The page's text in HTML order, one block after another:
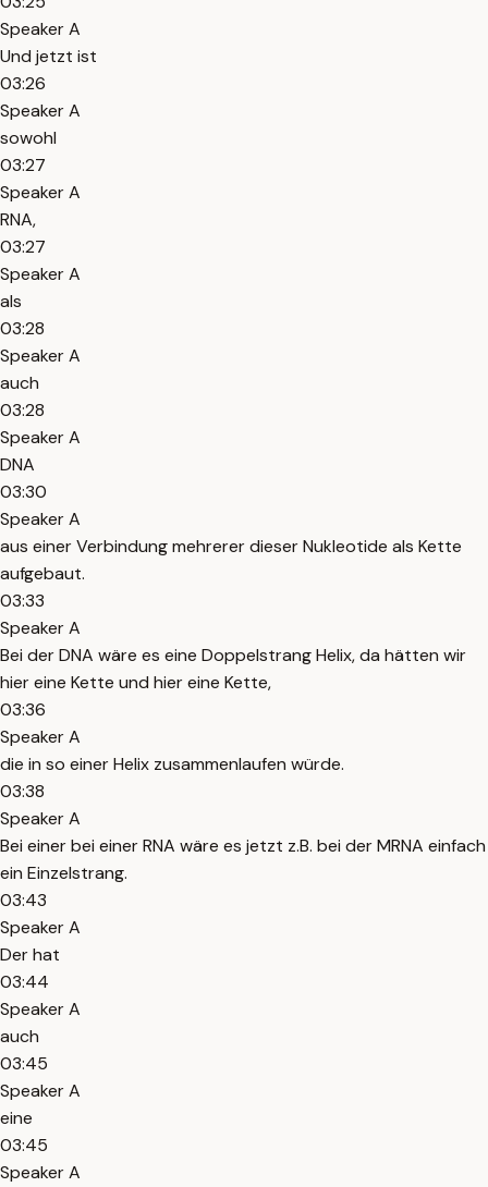
Speaker A
Und jetzt ist
03:26
Speaker A
sowohl
03:27
Speaker A
RNA,
03:27
Speaker A
als
03:28
Speaker A
auch
03:28
Speaker A
DNA
03:30
Speaker A
aus einer Verbindung mehrerer dieser Nukleotide als Kette
aufgebaut.
03:33
Speaker A
Bei der DNA wäre es eine Doppelstrang Helix, da hätten wir
hier eine Kette und hier eine Kette,
03:36
Speaker A
die in so einer Helix zusammenlaufen würde.
03:38
Speaker A
Bei einer bei einer RNA wäre es jetzt z.B. bei der MRNA einfach
ein Einzelstrang.
03:43
Speaker A
Der hat
03:44
Speaker A
auch
03:45
Speaker A
eine
03:45
Speaker A